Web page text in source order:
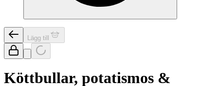
Lägg till
Köttbullar, potatismos &